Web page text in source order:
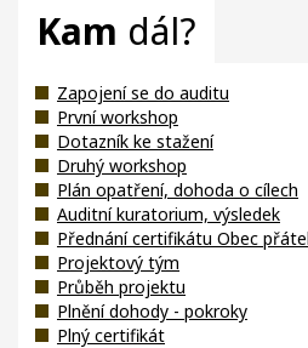
Kam dál?
Zapojení se do auditu
První workshop
Dotazník ke stažení
Druhý workshop
Plán opatření, dohoda o cílech
Auditní kuratorium, výsledek
Přednání certifikátu Obec
Projektový tým
Průběh projektu
Plnění dohody - pokroky
Plný certifikát